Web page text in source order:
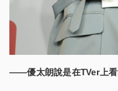
――優太朗說是在TVer上看